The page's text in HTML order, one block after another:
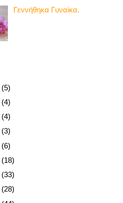
Γεννήθηκα Γυναίκα.
(5)
(4)
(4)
(3)
(6)
(18)
(33)
(28)